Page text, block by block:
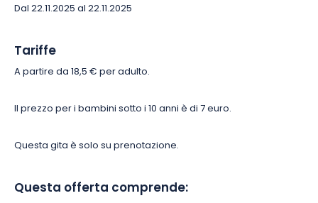
Dal 22.11.2025 al 22.11.2025
Tariffe
A partire da 18,5 € per adulto.
Il prezzo per i bambini sotto i 10 anni è di 7 euro.
Questa gita è solo su prenotazione.
Questa offerta comprende: